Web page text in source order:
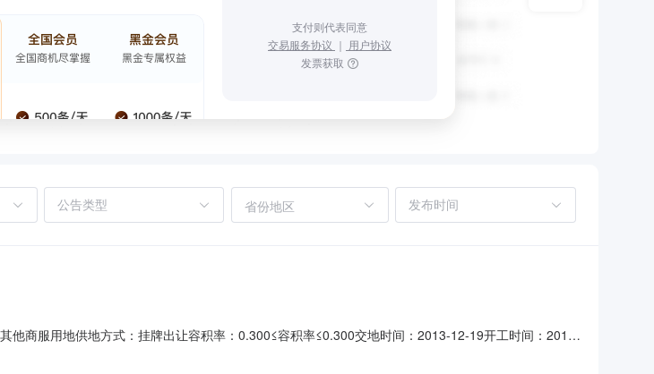
支付则代表同意
交易服务协议 ｜ 用户协议
发票获取
省份地区
他商服用地供地方式：挂牌出让容积率：0.300≤容积率≤0.300交地时间：2013-12-19开工时间：2014-